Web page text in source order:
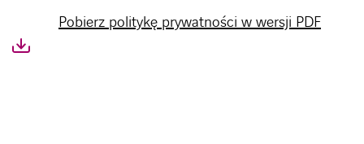
Pobierz politykę prywatności w wersji PDF